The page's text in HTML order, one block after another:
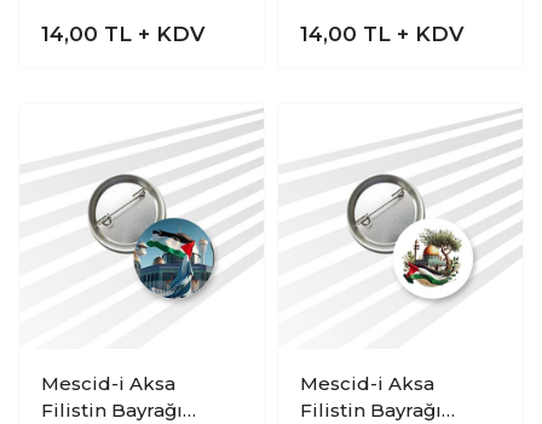
14,00 TL + KDV 14,00 TL + KDV
Mescid-i Aksa
Filistin Bayrağı
Mescid-i Aksa
Filistin Bayrağı